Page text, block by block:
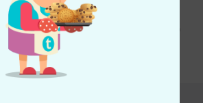
stimmen Sie dem Erhalt von E-Mail-
des E-Mail-Nutzungsverhaltens zu. Die
möglich. Weitere Informationen finden Sie in
Datenschutzhinweisen
* Pflichtfeld